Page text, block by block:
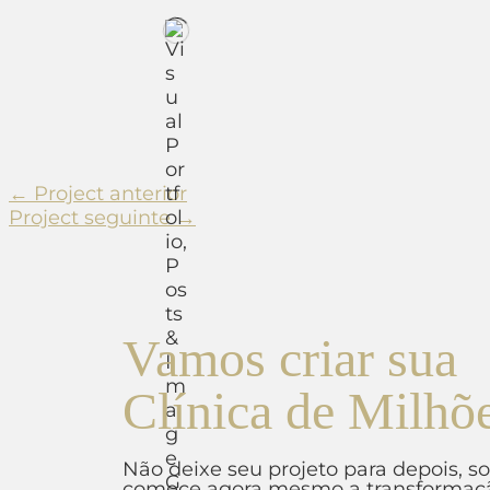
← Project anterior
Project seguinte→
Vamos criar sua
Clínica de
Não deixe seu projeto para depois,